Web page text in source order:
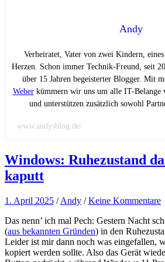
Andy
Verheiratet, Vater von zwei Kindern,
Herzen. Schon immer Technik-Freund, seit
über 15 Jahren begeisterter Blogger. Mit
Weberkümmern wir uns um alle IT-Belange
und unterstützen zusätzlich sowohl
www.andysblog.de/
Windows: Ruhezustand
kaputt
1. April 2025 /Andy /Keine Kommentare
Das nenn’ ich mal Pech: Gestern Nacht
(aus bekannten Gründen) in den
Leider ist mir dann noch was eingefallen,
kopiert werden sollte. Also das Gerät